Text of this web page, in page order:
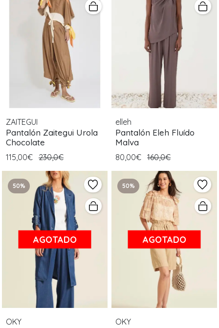
ZAITEGUI
Pantalón Zaitegui Urola
Chocolate
115,00€ 230,0€
elleh
Pantalón Eleh Fluído
Malva
80,00€ 160,0€
50%
AGOTADO
OKY
50%
AGOTADO
OKY